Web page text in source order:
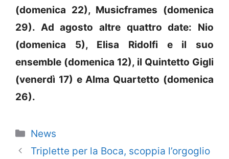
(domenica 22), Musicframes (domenica
29). Ad agosto altre quattro date: Nio
(domenica 5), Elisa Ridolfi e il suo
ensemble (domenica 12), il Quintetto Gigli
(venerdì 17) e Alma Quartetto (domenica
26).
Categorie
News
Triplette per la Boca, scoppia l’orgoglio